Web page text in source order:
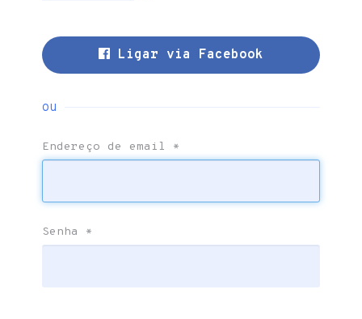
Ligar via Facebook
ou
Endereço de email *
Senha *